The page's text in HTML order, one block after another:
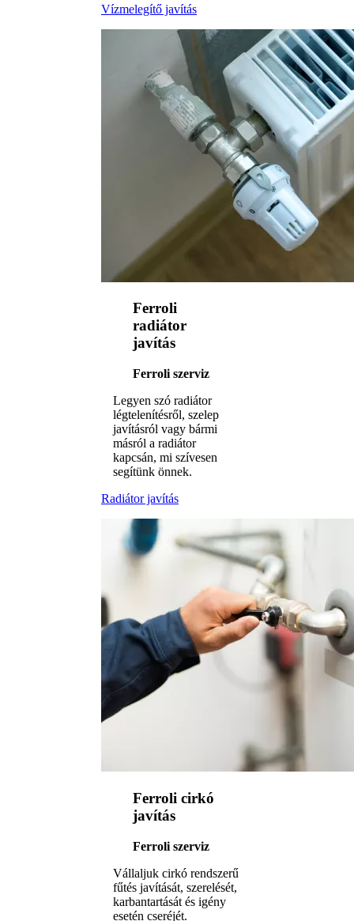
Vízmelegítő javítás
Ferroli
radiátor
javítás
Ferroli szerviz
Legyen szó radiátor
légtelenítésről, szelep
javításról vagy bármi
másról a radiátor
kapcsán, mi szívesen
segítünk önnek.
Radiátor javítás
Ferroli cirkó
javítás
Ferroli szerviz
Vállaljuk cirkó rendszerű
fűtés javítását, szerelését,
karbantartását és igény
esetén cseréjét.